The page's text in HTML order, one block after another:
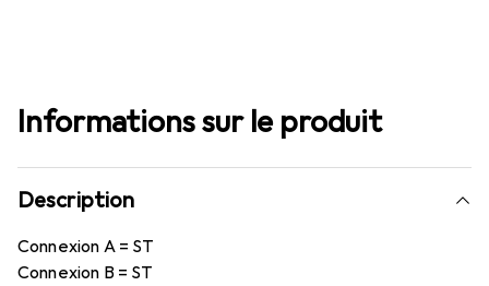
Informations sur le produit
Description
Connexion A = ST
Connexion B = ST